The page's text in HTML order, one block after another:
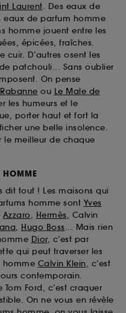
Laurent. Des eaux de
eaux de parfum homme
homme jouent entre les
épicées, fraîches.
D’autres osent les
patchouli... Sans oublier
On pense
ou Le Male de
les humeurs et le
porter haut et fort la
une belle insolence.
le meilleur de chaque
HOMME
dit tout ! Les maisons qui
homme sont Yves
Azzaro, Hermès, Calvin
, Hugo Boss... Mais rien
Dior, c’est par
qui peut traverser les
homme Calvin Klein, c’est
contemporain.
Ford, c’est craquer
On ne vous en révèle